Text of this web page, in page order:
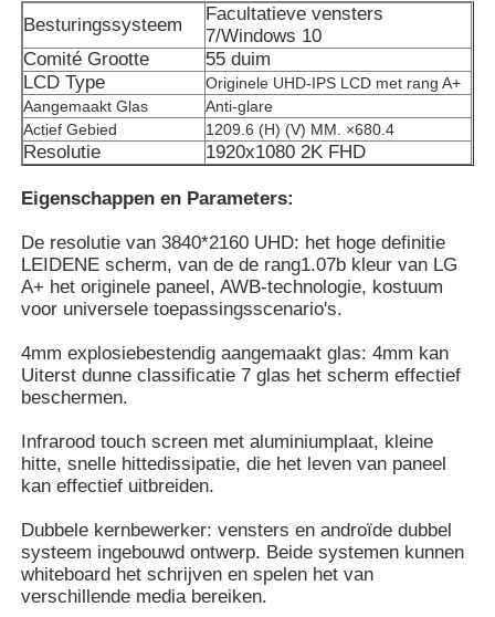
Thuis
Producten
Videos
Over ons
Besturingssysteem
Facultatieve vensters
7/Windows 10
Comité Grootte
55 duim
LCD Type
Originele UHD-IPS LCD met rang A+
Aangemaakt Glas
Anti-glare
Actief Gebied
1209.6 (H) (V) MM. ×680.4
Resolutie 1920x1080 2K FHD
Eigenschappen en Parameters:
De resolutie van 3840*2160 UHD: het hoge definitie
LEIDENE scherm, van de de rang1.07b kleur van LG
A+ het originele paneel, AWB-technologie, kostuum
voor universele toepassingsscenario's.
4mm explosiebestendig aangemaakt glas: 4mm kan
Uiterst dunne classificatie 7 glas het scherm effectief
beschermen.
Infrarood touch screen met aluminiumplaat, kleine
hitte, snelle hittedissipatie, die het leven van paneel
kan effectief uitbreiden.
Dubbele kernbewerker: vensters en androïde dubbel
systeem ingebouwd ontwerp. Beide systemen kunnen
whiteboard het schrijven en spelen het van
verschillende media bereiken.